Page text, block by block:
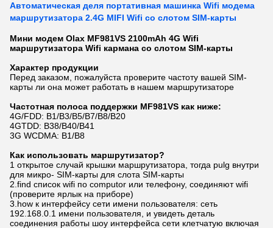
Автоматическая деля портативная машинка Wifi модема
маршрутизатора 2.4G MIFI Wifi со слотом SIM-карты
Мини модем Olax MF981VS 2100mAh 4G Wifi
маршрутизатора Wifi кармана со слотом SIM-карты
Характер продукции
Перед заказом, пожалуйста проверите частоту вашей SIM-
карты ли она может работать в нашем маршрутизаторе
Частотная полоса поддержки MF981VS как ниже:
4G/FDD: B1/B3/B5/B7/B8/B20
4GTDD: B38/B40/B41
3G WCDMA: B1/B8
Как использовать маршрутизатор?
1 открытое случай крышки маршрутизатора, тогда pulg внутри
для микро- SIM-карты для слота SIM-карты
2.find список wifi по computor или телефону, соединяют wifi
(проверите ярлык на приборе)
3.how к интерфейсу сети имени пользователя: сеть
192.168.0.1 имени пользователя, и увидеть деталь
соединения работы шоу интерфейса сети клетчатую включая